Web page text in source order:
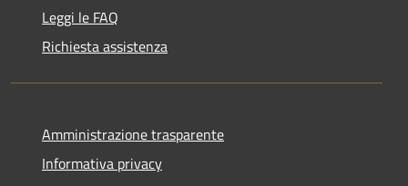
Leggi le FAQ
Richiesta assistenza
Amministrazione trasparente
Informativa privacy